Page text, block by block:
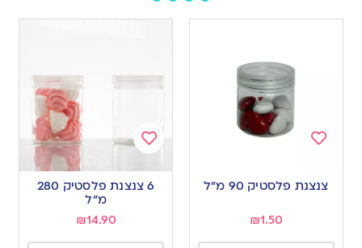
to
צנצנת פלסטיק 90 מ”ל
₪1.50
to
6 צנצנת פלסטיק 280
מ”ל
₪14.90